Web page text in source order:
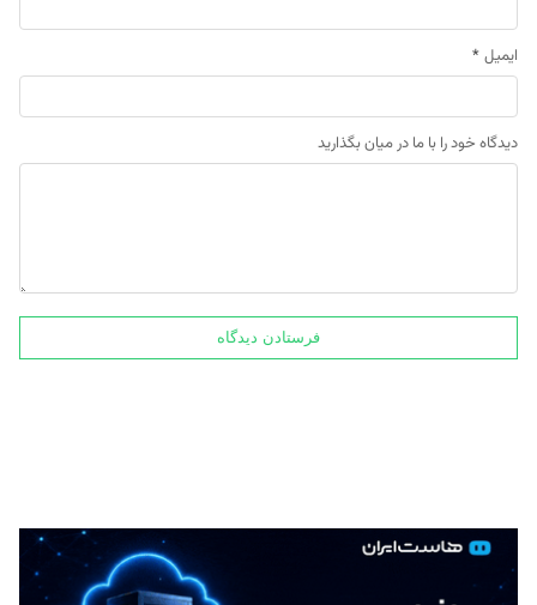
ایمیل *
دیدگاه خود را با ما در میان بگذارید